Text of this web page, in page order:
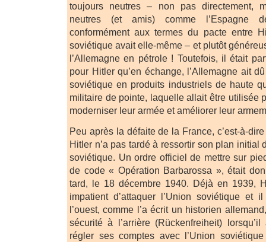
toujours neutres – non pas directement,
neutres (et amis) comme l’Espagne
conformément aux termes du pacte entre
soviétique avait elle-même – et plutôt
l’Allemagne en pétrole ! Toutefois, il était
pour Hitler qu’en échange, l’Allemagne ait
soviétique en produits industriels de haute
militaire de pointe, laquelle allait être utilisée
moderniser leur armée et améliorer leur
Peu après la défaite de la France, c’est-à-
Hitler n’a pas tardé à ressortir son plan initial
soviétique. Un ordre officiel de mettre sur
de code « Opération Barbarossa », était
tard, le 18 décembre 1940. Déjà en 1939,
impatient d’attaquer l’Union soviétique et
l’ouest, comme l’a écrit un historien
sécurité à l’arrière (Rückenfreiheit)
régler ses comptes avec l’Union